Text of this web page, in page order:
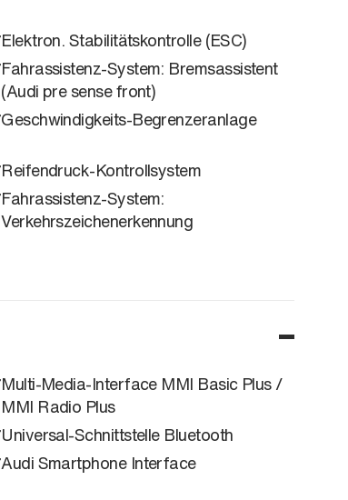
Elektron. Stabilitätskontrolle (ESC)
Fahrassistenz-System: Bremsassistent
(Audi pre sense front)
Geschwindigkeits-Begrenzeranlage
Reifendruck-Kontrollsystem
Fahrassistenz-System:
Verkehrszeichenerkennung
Multi-Media-Interface MMI Basic Plus /
MMI Radio Plus
Universal-Schnittstelle Bluetooth
Audi Smartphone Interface